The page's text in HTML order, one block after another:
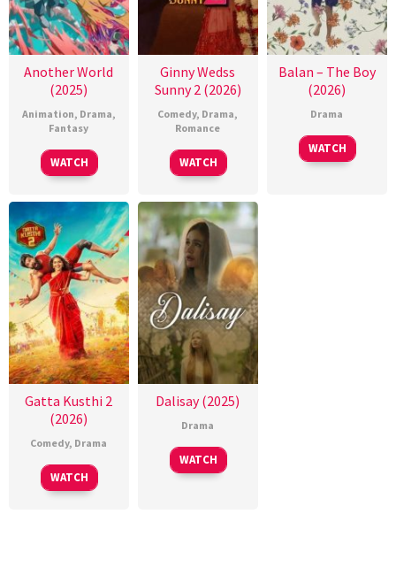
Another World
(2025)
Animation, Drama,
Fantasy
WATCH
Ginny Wedss
Sunny 2 (2026)
Comedy, Drama,
Romance
WATCH
Balan – The Boy
(2026)
Drama
WATCH
Gatta Kusthi 2
(2026)
Comedy, Drama
WATCH
Dalisay (2025)
Drama
WATCH